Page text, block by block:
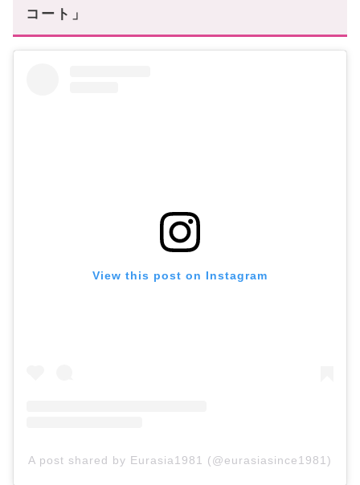
コート」
View this post on Instagram
A post shared by Eurasia1981 (@eurasiasince1981)